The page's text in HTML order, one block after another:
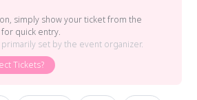
simply show your ticket from the
for quick entry.
set by the event organizer.
Tickets?